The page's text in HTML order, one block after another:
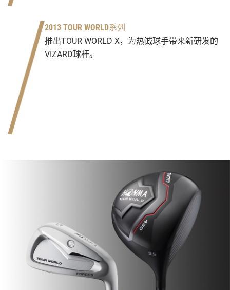
2013 TOUR WORLD系列
推出TOUR WORLD X，为热诚球手带来新研发的
VIZARD球杆。